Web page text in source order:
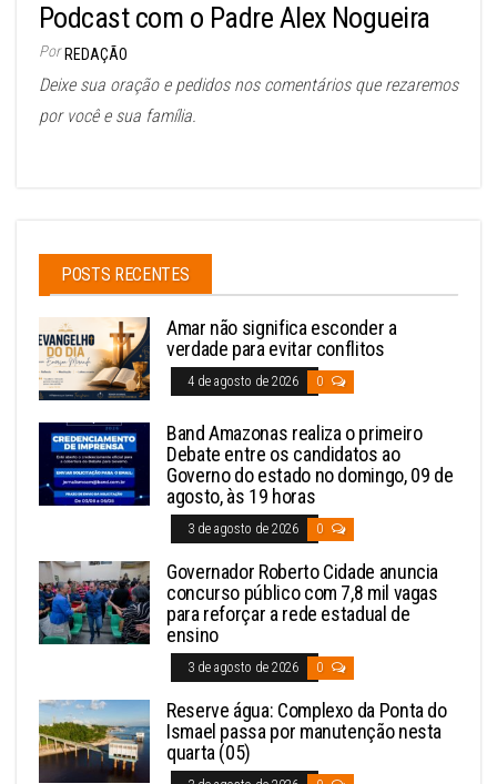
Podcast com o Padre Alex Nogueira
Por REDAÇÃO
Deixe sua oração e pedidos nos comentários que rezaremos
por você e sua família.
POSTS RECENTES
Amar não significa esconder a
verdade para evitar conflitos
4 de agosto de 2026 0
Band Amazonas realiza o primeiro
Debate entre os candidatos ao
Governo do estado no domingo, 09 de
agosto, às 19 horas
3 de agosto de 2026 0
Governador Roberto Cidade anuncia
concurso público com 7,8 mil vagas
para reforçar a rede estadual de
ensino
3 de agosto de 2026 0
Reserve água: Complexo da Ponta do
Ismael passa por manutenção nesta
quarta (05)